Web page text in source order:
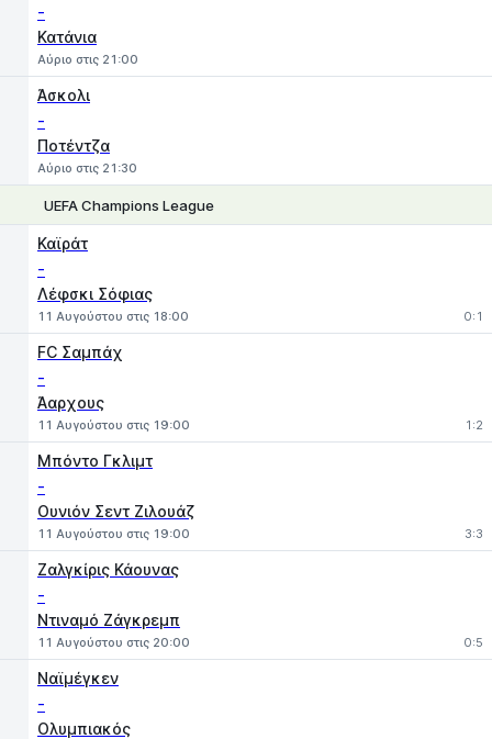
-
Κατάνια
Αύριο στις 21:00
Άσκολι
-
Ποτέντζα
Αύριο στις 21:30
UEFA Champions League
Καϊράτ
-
Λέφσκι Σόφιας
11 Αυγούστου στις 18:00 0:1
FC Σαμπάχ
-
Άαρχους
11 Αυγούστου στις 19:00 1:2
Μπόντο Γκλιμτ
-
Ουνιόν Σεντ Ζιλουάζ
11 Αυγούστου στις 19:00 3:3
Ζαλγκίρις Κάουνας
-
Ντιναμό Ζάγκρεμπ
11 Αυγούστου στις 20:00 0:5
Ναϊμέγκεν
-
Ολυμπιακός